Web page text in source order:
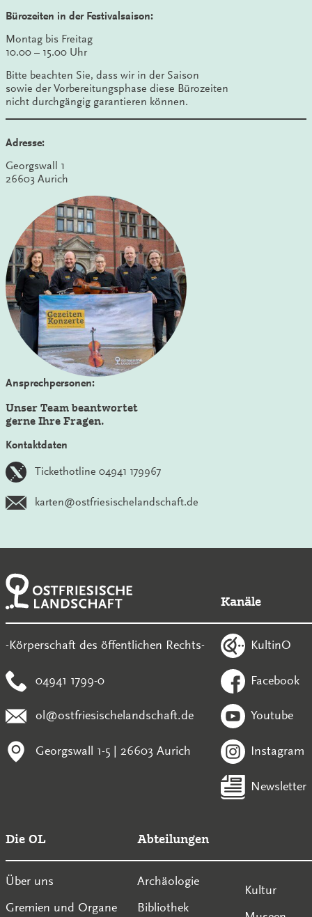
Bürozeiten in der Festivalsaison:
Montag bis Freitag
10.00 – 15.00 Uhr
Bitte beachten Sie, dass wir in der Saison
sowie der Vorbereitungsphase diese Bürozeiten
nicht durchgängig garantieren können.
Adresse:
Georgswall 1
26603 Aurich
Ansprechpersonen:
Unser Team beantwortet
gerne Ihre Fragen.
Kontaktdaten
Tickethotline 04941 179967
karten@ostfriesischelandschaft.de
-Körperschaft des öffentlichen Rechts-
04941 1799-0
ol@ostfriesischelandschaft.de
Georgswall 1-5 | 26603 Aurich
Kanäle
KultinO
Facebook
Youtube
Instagram
Newsletter
Die OL
Über uns
Gremien und Organe
Abteilungen
Archäologie
Bibliothek
Kultur